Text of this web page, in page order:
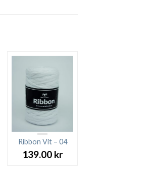
Ribbon Vit – 04
139.00 kr